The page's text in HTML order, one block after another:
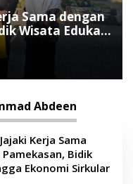
Sama dengan
Wisata Edukasi
Abdeen
Kerja Sama
Pamekasan, Bidik
Ekonomi Sirkular